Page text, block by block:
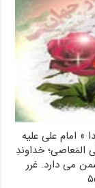
بخش ۵ « دشمن خدا » امام على علیه
المَعاصی؛ خداوندِ
مى دارد. غرر